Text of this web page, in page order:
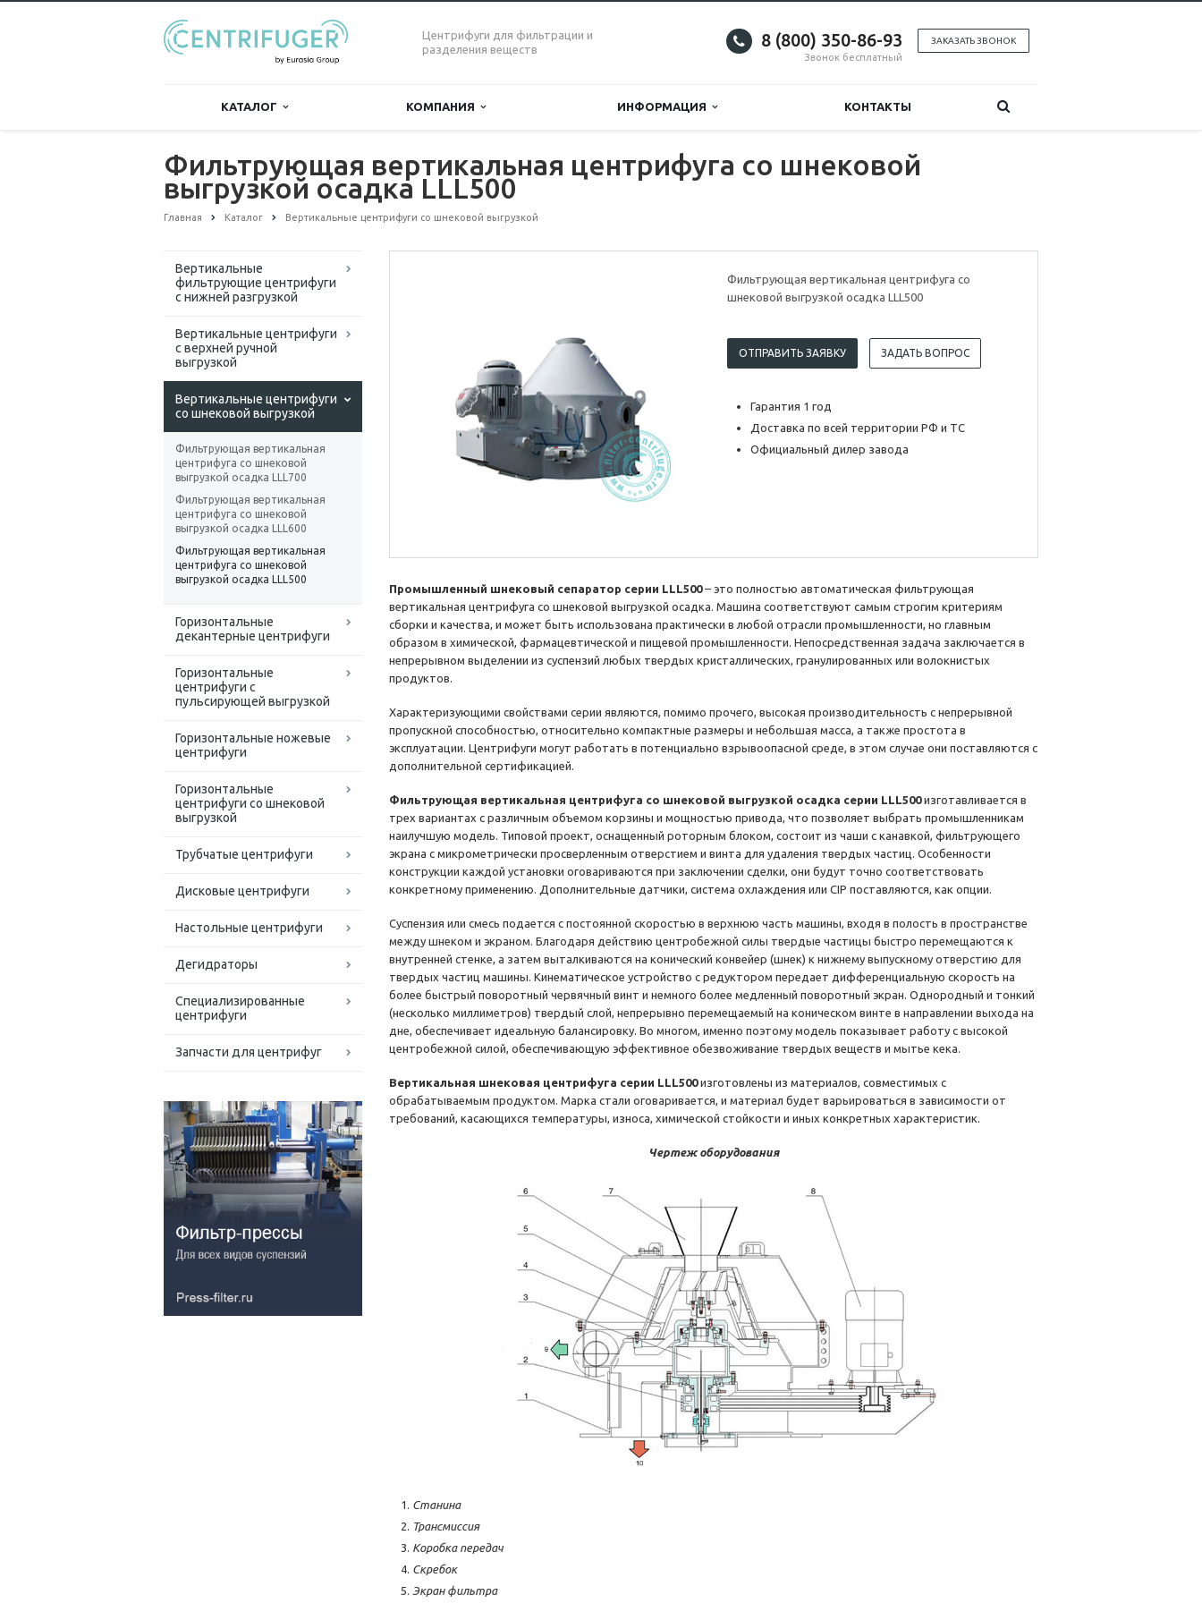
Центрифуги для фильтрации и
разделения веществ
ЗАКАЗАТЬ ЗВОНОК
8 (800) 350-86-93
Звонок бесплатный
КАТАЛОГ КОМПАНИЯ ИНФОРМАЦИЯ КОНТАКТЫ
Фильтрующая вертикальная центрифуга со шнековой
выгрузкой осадка LLL500
Главная Каталог Вертикальные центрифуги со шнековой выгрузкой
Вертикальные
фильтрующие центрифуги
с нижней разгрузкой
Вертикальные центрифуги
с верхней ручной
выгрузкой
Вертикальные центрифуги
со шнековой выгрузкой
Фильтрующая вертикальная
центрифуга со шнековой
выгрузкой осадка LLL700
Фильтрующая вертикальная
центрифуга со шнековой
выгрузкой осадка LLL600
Фильтрующая вертикальная
центрифуга со шнековой
выгрузкой осадка LLL500
Горизонтальные
декантерные центрифуги
Горизонтальные
центрифуги с
пульсирующей выгрузкой
Горизонтальные ножевые
центрифуги
Горизонтальные
центрифуги со шнековой
выгрузкой
Трубчатые центрифуги
Дисковые центрифуги
Настольные центрифуги
Дегидраторы
Специализированные
центрифуги
Запчасти для центрифуг
Фильтрующая вертикальная центрифуга со
шнековой выгрузкой осадка LLL500
ОТПРАВИТЬ ЗАЯВКУ ЗАДАТЬ ВОПРОС
Гарантия 1 год
Доставка по всей территории РФ и ТС
Официальный дилер завода
Промышленный шнековый сепаратор серии LLL500– это полностью автоматическая фильтрующая
вертикальная центрифуга со шнековой выгрузкой осадка. Машина соответствуют самым строгим критериям
сборки и качества, и может быть использована практически в любой отрасли промышленности, но главным
образом в химической, фармацевтической и пищевой промышленности. Непосредственная задача заключается в
непрерывном выделении из суспензий любых твердых кристаллических, гранулированных или волокнистых
продуктов.
Характеризующими свойствами серии являются, помимо прочего, высокая производительность с непрерывной
пропускной способностью, относительно компактные размеры и небольшая масса, а также простота в
эксплуатации. Центрифуги могут работать в потенциально взрывоопасной среде, в этом случае они поставляются с
дополнительной сертификацией.
Фильтрующая вертикальная центрифуга со шнековой выгрузкой осадка серии LLL500изготавливается в
трех вариантах с различным объемом корзины и мощностью привода, что позволяет выбрать промышленникам
наилучшую модель. Типовой проект, оснащенный роторным блоком, состоит из чаши с канавкой, фильтрующего
экрана с микрометрически просверленным отверстием и винта для удаления твердых частиц. Особенности
конструкции каждой установки оговариваются при заключении сделки, они будут точно соответствовать
конкретному применению. Дополнительные датчики, система охлаждения или CIP поставляются, как опции.
Суспензия или смесь подается с постоянной скоростью в верхнюю часть машины, входя в полость в пространстве
между шнеком и экраном. Благодаря действию центробежной силы твердые частицы быстро перемещаются к
внутренней стенке, а затем выталкиваются на конический конвейер (шнек) к нижнему выпускному отверстию для
твердых частиц машины. Кинематическое устройство с редуктором передает дифференциальную скорость на
более быстрый поворотный червячный винт и немного более медленный поворотный экран. Однородный и тонкий
(несколько миллиметров) твердый слой, непрерывно перемещаемый на коническом винте в направлении выхода на
дне, обеспечивает идеальную балансировку. Во многом, именно поэтому модель показывает работу с высокой
центробежной силой, обеспечивающую эффективное обезвоживание твердых веществ и мытье кека.
Вертикальная шнековая центрифуга серии LLL500изготовлены из материалов, совместимых с
обрабатываемым продуктом. Марка стали оговаривается, и материал будет варьироваться в зависимости от
требований, касающихся температуры, износа, химической стойкости и иных конкретных характеристик.
Чертеж оборудования
Станина
Трансмиссия
Коробка передач
Скребок
Экран фильтра